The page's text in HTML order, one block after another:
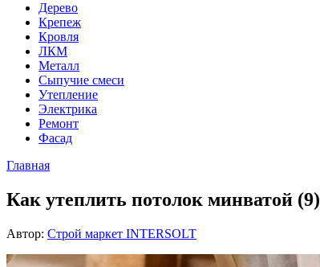
Дерево
Крепеж
Кровля
ЛКМ
Металл
Сыпучие смеси
Утепление
Электрика
Ремонт
Фасад
Главная
Как утеплить потолок минватой (9)
Автор: Строй маркет INTERSOLT